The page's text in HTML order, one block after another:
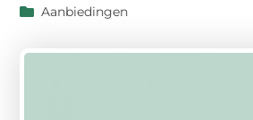
Aanbiedingen